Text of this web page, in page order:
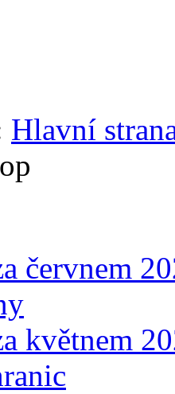
Hlavní
červnem
květnem